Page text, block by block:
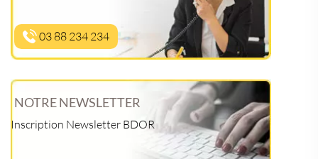
03 88 234 234
NOTRE NEWSLETTER
Inscription Newsletter BDOR